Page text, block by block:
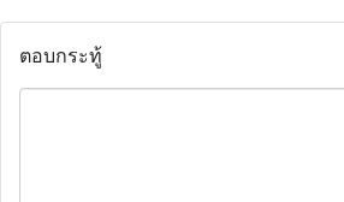
ตอบกระทู้